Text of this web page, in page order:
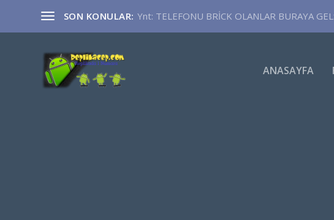
SON KONULAR: Ynt: TELEFONU BRİCK OLANLAR BURAYA
ANASAYFA